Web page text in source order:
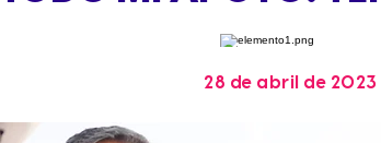
28 de abril de 2023